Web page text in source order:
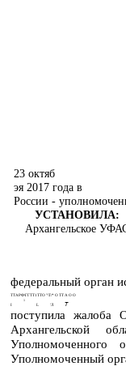
23 октяб
эя 2017 года в
России -
УСТАНОВИЛА:
Архангельское
федеральный орган
ТТАРФ\ГГТТ1ТТО "\Т/* О ТТ А О О
I
L 'Л Т
поступила жалоба
Архангельской
Уполномоченного
Уполномоченный